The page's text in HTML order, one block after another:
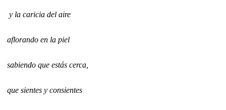
y la caricia del aire
aflorando en la piel
sabiendo que estás cerca,
que sientes y consientes